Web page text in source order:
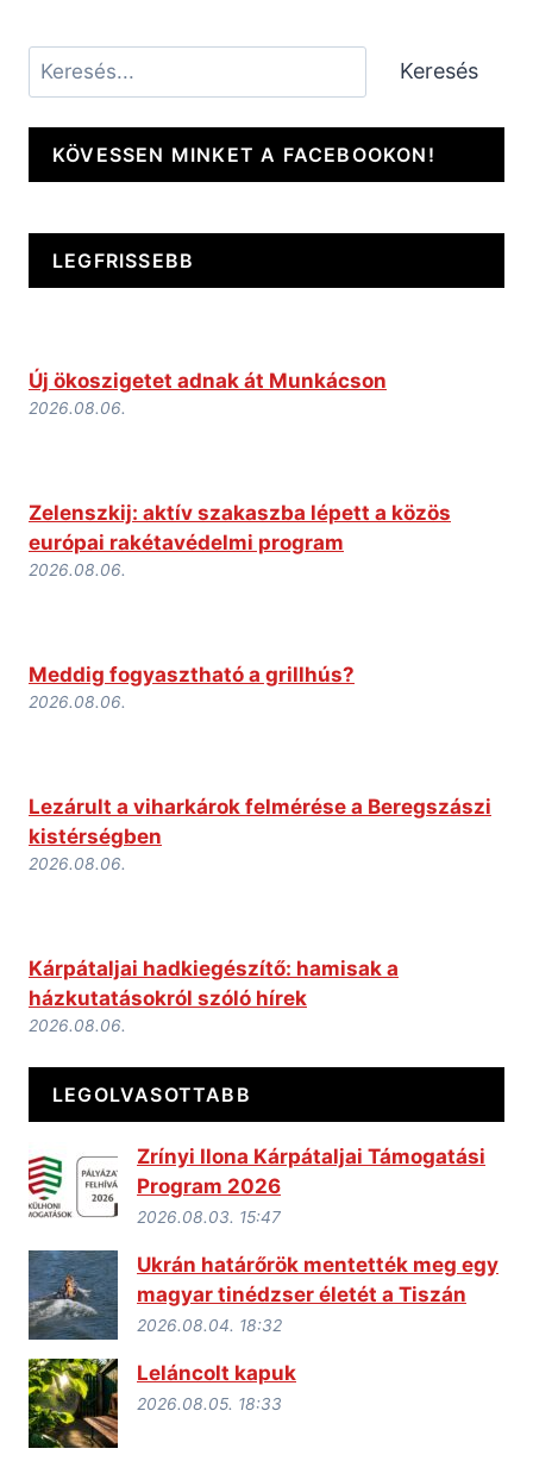
Keresés Keresés
KÖVESSEN MINKET A FACEBOOKON!
LEGFRISSEBB
Új ökoszigetet adnak át Munkácson
2026.08.06.
Zelenszkij: aktív szakaszba lépett a közös
európai rakétavédelmi program
2026.08.06.
Meddig fogyasztható a grillhús?
2026.08.06.
Lezárult a viharkárok felmérése a Beregszászi
kistérségben
2026.08.06.
Kárpátaljai hadkiegészítő: hamisak a
házkutatásokról szóló hírek
2026.08.06.
LEGOLVASOTTABB
Zrínyi Ilona Kárpátaljai Támogatási
Program 2026
2026.08.03. 15:47
Ukrán határőrök mentették meg egy
magyar tinédzser életét a Tiszán
2026.08.04. 18:32
Leláncolt kapuk
2026.08.05. 18:33